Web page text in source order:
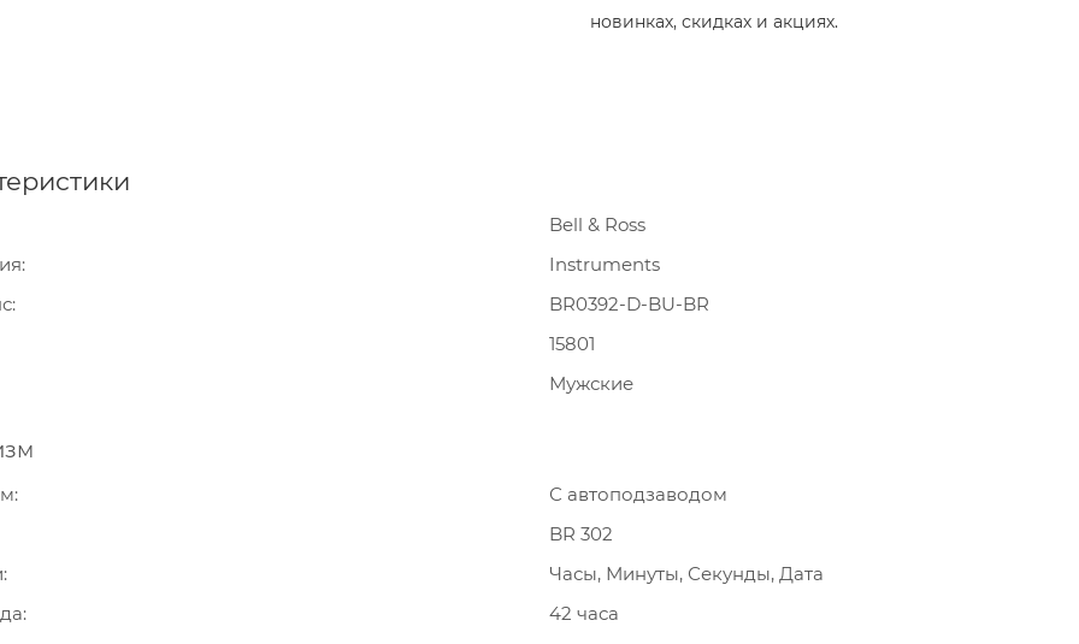
новинках, скидках и акциях.
Bell & Ross
Instruments
BR0392-D-BU-BR
15801
Мужские
С автоподзаводом
BR 302
Часы, Минуты, Секунды, Дата
42 часа